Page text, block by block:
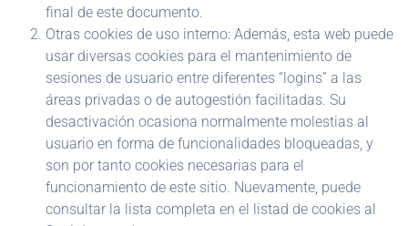
final de este documento.
Otras cookies de uso interno: Además, esta web puede
usar diversas cookies para el mantenimiento de
sesiones de usuario entre diferentes “logins” a las
áreas privadas o de autogestión facilitadas. Su
desactivación ocasiona normalmente molestias al
usuario en forma de funcionalidades bloqueadas, y
son por tanto cookies necesarias para el
funcionamiento de este sitio. Nuevamente, puede
consultar la lista completa en el listad de cookies al